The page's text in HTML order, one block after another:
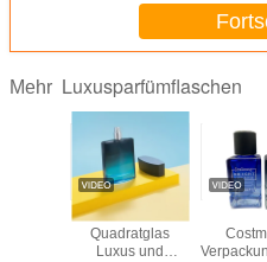
Mehr Luxusparfümflaschen
Wiederverwendbare
Glasparfümflasche-
Sprühflasche
50ml